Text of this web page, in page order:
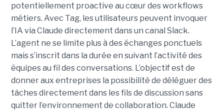
potentiellement proactive au cœur des workflows
métiers. Avec Tag, les utilisateurs peuvent invoquer
l’IA via Claude directement dans un canal Slack.
L’agent ne se limite plus à des échanges ponctuels
mais s’inscrit dans la durée en suivant l’activité des
équipes au fil des conversations. L’objectif est de
donner aux entreprises la possibilité de déléguer des
tâches directement dans les fils de discussion sans
quitter l’environnement de collaboration. Claude